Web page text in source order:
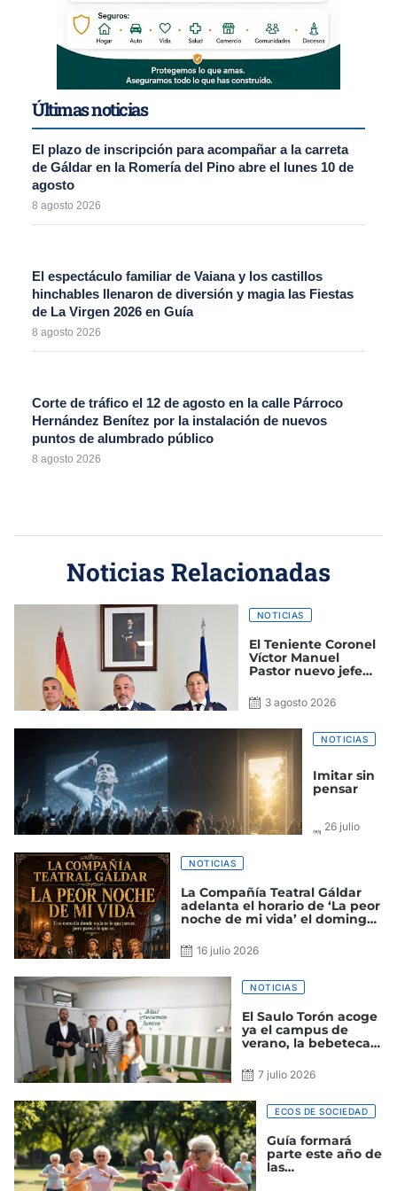
Últimas noticias
El plazo de inscripción para acompañar a la carreta
de Gáldar en la Romería del Pino abre el lunes 10 de
agosto
8 agosto 2026
El espectáculo familiar de Vaiana y los castillos
hinchables llenaron de diversión y magia las Fiestas
de La Virgen 2026 en Guía
8 agosto 2026
Corte de tráfico el 12 de agosto en la calle Párroco
Hernández Benítez por la instalación de nuevos
puntos de alumbrado público
8 agosto 2026
Noticias Relacionadas
NOTICIAS
El Teniente Coronel
Víctor Manuel
Pastor nuevo jefe
y Control
3 agosto 2026
NOTICIAS
Imitar sin
pensar
26 julio
NOTICIAS
La Compañía Teatral Gáldar
adelanta el horario de ‘La peor
noche de mi vida’ el domingo
16 julio 2026
NOTICIAS
El Saulo Torón acoge
ya el campus de
verano, la bebeteca y
Gáldar’
7 julio 2026
ECOS DE SOCIEDAD
Guía formará
parte este año de
las